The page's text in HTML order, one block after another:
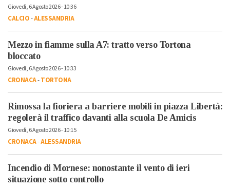
Giovedì, 6 Agosto 2026 - 10:36
CALCIO-ALESSANDRIA
Mezzo in fiamme sulla A7: tratto verso Tortona
bloccato
Giovedì, 6 Agosto 2026 - 10:33
CRONACA-TORTONA
Rimossa la fioriera a barriere mobili in piazza Libertà:
regolerà il traffico davanti alla scuola De Amicis
Giovedì, 6 Agosto 2026 - 10:15
CRONACA-ALESSANDRIA
Incendio di Mornese: nonostante il vento di ieri
situazione sotto controllo